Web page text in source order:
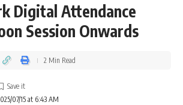
Digital Attendance
Session Onwards
07/15 at 6:43 AM
2 Min Read